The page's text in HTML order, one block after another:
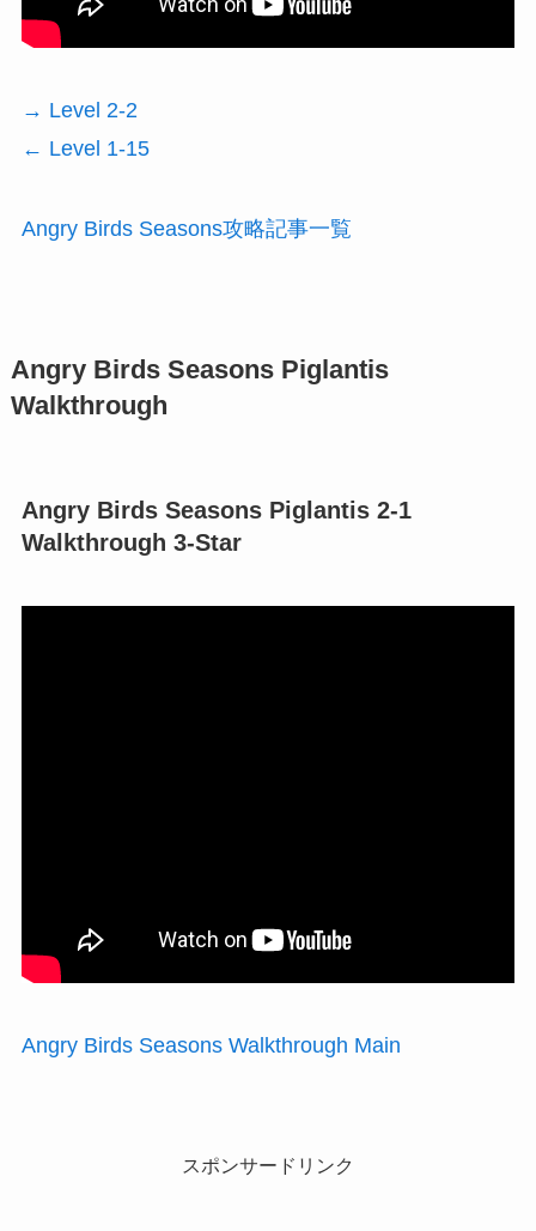
→ Level 2-2
← Level 1-15
Angry Birds Seasons攻略記事一覧
Angry Birds Seasons Piglantis
Walkthrough
Angry Birds Seasons Piglantis 2-1
Walkthrough 3-Star
Angry Birds Seasons Walkthrough Main
スポンサードリンク